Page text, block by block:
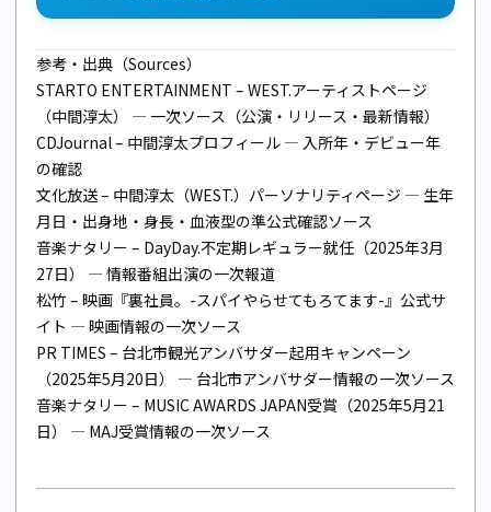
参考・出典（Sources）
STARTO ENTERTAINMENT – WEST.アーティストページ
（中間淳太）
— 一次ソース（公演・リリース・最新情報）
CDJournal – 中間淳太プロフィール — 入所年・デビュー年
の確認
文化放送 – 中間淳太（WEST.）パーソナリティページ — 生年
月日・出身地・身長・血液型の準公式確認ソース
音楽ナタリー – DayDay.不定期レギュラー就任（2025年3月
27日）
— 情報番組出演の一次報道
松竹 – 映画『裏社員。-スパイやらせてもろてます-』公式サ
イト — 映画情報の一次ソース
PR TIMES – 台北市観光アンバサダー起用キャンペーン
（2025年5月20日）
— 台北市アンバサダー情報の一次ソース
音楽ナタリー – MUSIC AWARDS JAPAN受賞（2025年5月21
日）
— MAJ受賞情報の一次ソース